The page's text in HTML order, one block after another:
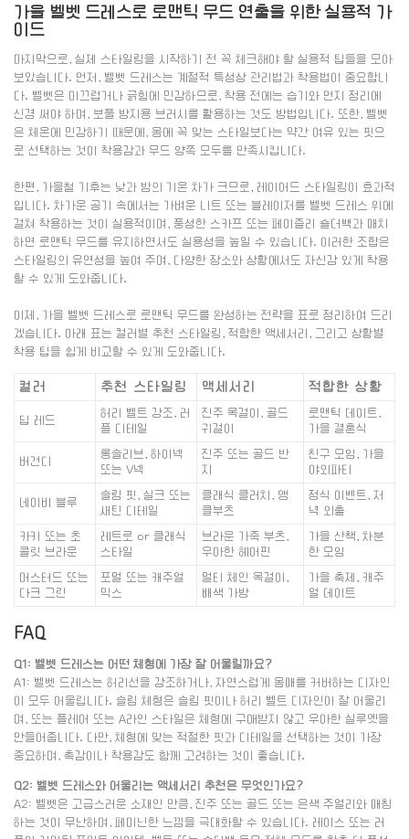
가을 벨벳 드레스로 로맨틱 무드 연출을 위한 실용적 가
이드
마지막으로, 실제 스타일링을 시작하기 전 꼭 체크해야 할 실용적 팁들을 모아
보았습니다. 먼저, 벨벳 드레스는 계절적 특성상 관리법과 착용법이 중요합니
다. 벨벳은 미끄럽거나 긁힘에 민감하므로, 착용 전에는 습기와 먼지 정리에
신경 써야 하며, 보풀 방지용 브러시를 활용하는 것도 방법입니다. 또한, 벨벳
은 체온에 민감하기 때문에, 몸에 꼭 맞는 스타일보다는 약간 여유 있는 핏으
로 선택하는 것이 착용감과 무드 양쪽 모두를 만족시킵니다.
한편, 가을철 기후는 낮과 밤의 기온 차가 크므로, 레이어드 스타일링이 효과적
입니다. 차가운 공기 속에서는 가벼운 니트 또는 블레이저를 벨벳 드레스 위에
걸쳐 착용하는 것이 실용적이며, 풍성한 스카프 또는 페이즐리 숄더백과 매치
하면 로맨틱 무드를 유지하면서도 실용성을 높일 수 있습니다. 이러한 조합은
스타일링의 유연성을 높여 주며, 다양한 장소와 상황에서도 자신감 있게 착용
할 수 있게 도와줍니다.
이제, 가을 벨벳 드레스로 로맨틱 무드를 완성하는 전략을 표로 정리하여 드리
겠습니다. 아래 표는 컬러별 추천 스타일링, 적합한 액세서리, 그리고 상황별
착용 팁을 쉽게 비교할 수 있게 도와줍니다.
컬러 추천 스타일링 액세서리 적합한 상황
딥 레드
허리 벨트 강조, 러
플 디테일
진주 목걸이, 골드
귀걸이
로맨틱 데이트,
가을 결혼식
버건디
롱슬리브, 하이넥
또는 V넥
진주 또는 골드 반
지
친구 모임, 가을
야외파티
네이비 블루
슬림 핏, 실크 또는
새틴 디테일
클래식 클러치, 앵
클부츠
정식 이벤트, 저
녁 외출
카키 또는 초
콜릿 브라운
레트로 or 클래식
스타일
브라운 가죽 부츠,
우아한 헤어핀
가을 산책, 차분
한 모임
머스터드 또는
다크 그린
포멀 또는 캐주얼
믹스
멀티 체인 목걸이,
배색 가방
가을 축제, 캐주
얼 데이트
FAQ
Q1: 벨벳 드레스는 어떤 체형에 가장 잘 어울릴까요?
A1: 벨벳 드레스는 허리선을 강조하거나, 자연스럽게 몸매를 커버하는 디자인
이 모두 어울립니다. 슬림 체형은 슬림 핏이나 허리 벨트 디자인이 잘 어울리
며, 또는 플레어 또는 A라인 스타일은 체형에 구애받지 않고 우아한 실루엣을
만들어줍니다. 다만, 체형에 맞는 적절한 핏과 디테일을 선택하는 것이 가장
중요하며, 촉감이나 착용감도 함께 고려하는 것이 좋습니다.
Q2: 벨벳 드레스와 어울리는 액세서리 추천은 무엇인가요?
A2: 벨벳은 고급스러운 소재인 만큼, 진주 또는 골드 또는 은색 주얼리와 매칭
하는 것이 무난하며, 페미닌한 느낌을 극대화할 수 있습니다. 레이스 또는 러